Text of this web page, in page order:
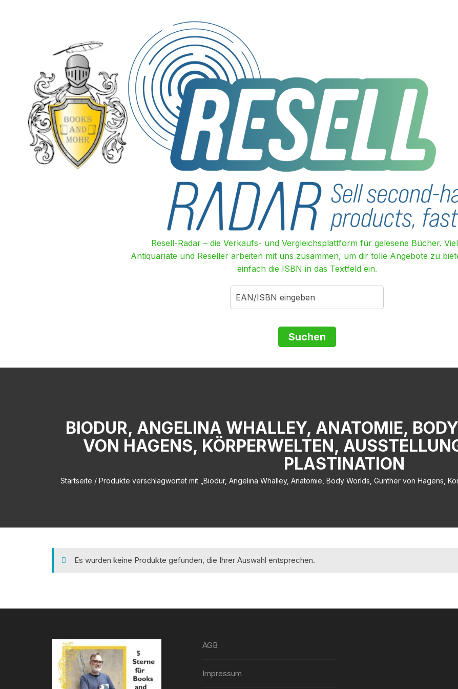
Resell-Radar – die Verkaufs- und Vergleichsplattform für gelesene Bücher.
Antiquariate und Reseller arbeiten mit uns zusammen, um dir tolle Angebote zu
einfach die ISBN in das Textfeld ein.
BIODUR, ANGELINA WHALLEY, ANATOMIE,
VON HAGENS, KÖRPERWELTEN,
PLASTINATION
Startseite / Produkte verschlagwortet mit „Biodur, Angelina Whalley, Anatomie, Body Worlds, Gunther von Hagens,
Es wurden keine Produkte gefunden, die Ihrer Auswahl entsprechen.
AGB
Impressum